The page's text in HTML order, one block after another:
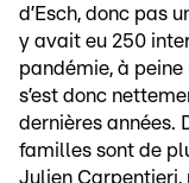
d’Esch, donc pas
y avait eu 250
pandémie, à
s’est donc
dernières années.
familles sont de
Julien Carpentieri,